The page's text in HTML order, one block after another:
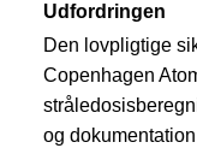
Udfordringen
Den lovpligtige
Copenhagen
og